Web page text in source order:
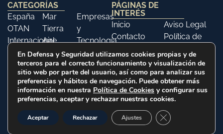
CATEGORÍAS
España
OTAN
Internacional
Opinión
Mar
Tierra
Aire
Libros
Empresas
y
Tecnología
Ferias y
Eventos
Historia
PÁGINAS DE
INTERÉS
Inicio
Contacto
Aviso Legal
Política de
Política de
Cookies
2025 © Defensa y Seguridad. Todos los derechos
reservados
En Defensa y Seguridad utilizamos cookies propias y de
terceros para el correcto funcionamiento y visualización de
sitio web por parte del usuario, así como para analizar sus
preferencias y hábitos de navegación. Puede obtener más
información en nuestra Política de Cookies y configurar sus
preferencias, aceptar y rechazar nuestras cookies.
Aceptar Rechazar Ajustes Cerrar el banner